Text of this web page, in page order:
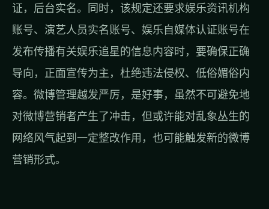
证，后台实名。同时，该规定还要求娱乐资讯机构
账号、演艺人员实名账号、娱乐自媒体认证账号在
发布传播有关娱乐追星的信息内容时，要确保正确
导向，正面宣传为主，杜绝违法侵权、低俗媚俗内
容。微博管理越发严厉，是好事，虽然不可避免地
对微博营销者产生了冲击，但或许能对乱象丛生的
网络风气起到一定整改作用，也可能触发新的微博
营销形式。